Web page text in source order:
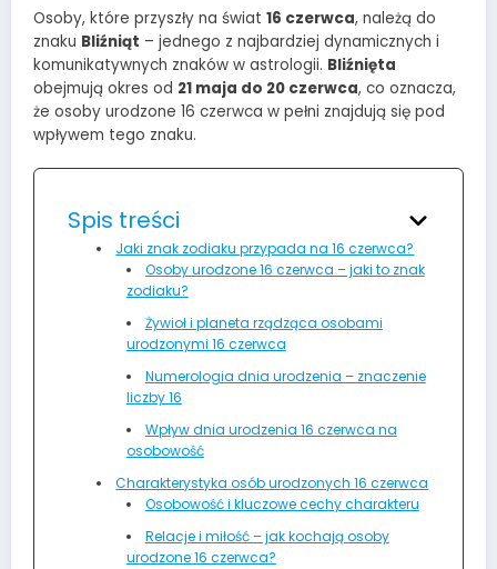
Osoby, które przyszły na świat 16 czerwca, należą do
znaku Bliźniąt – jednego z najbardziej dynamicznych i
komunikatywnych znaków w astrologii. Bliźnięta
obejmują okres od 21 maja do 20 czerwca, co oznacza,
że osoby urodzone 16 czerwca w pełni znajdują się pod
wpływem tego znaku.
Spis treści
Jaki znak zodiaku przypada na 16 czerwca?
Osoby urodzone 16 czerwca – jaki to znak
zodiaku?
Żywioł i planeta rządząca osobami
urodzonymi 16 czerwca
Numerologia dnia urodzenia – znaczenie
liczby 16
Wpływ dnia urodzenia 16 czerwca na
osobowość
Charakterystyka osób urodzonych 16 czerwca
Osobowość i kluczowe cechy charakteru
Relacje i miłość – jak kochają osoby
urodzone 16 czerwca?